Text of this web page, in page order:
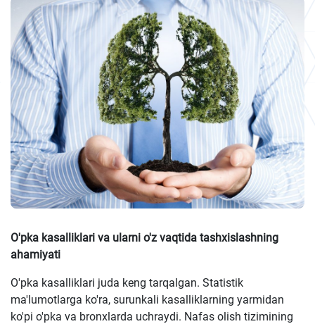
O'pka kasalliklari va ularni o'z vaqtida tashxislashning
ahamiyati
O'pka kasalliklari juda keng tarqalgan. Statistik
ma'lumotlarga ko'ra, surunkali kasalliklarning yarmidan
ko'pi o'pka va bronxlarda uchraydi. Nafas olish tizimining